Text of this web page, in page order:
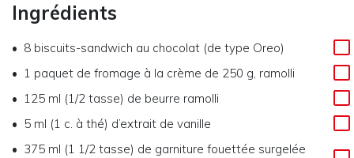
Ingrédients
8 biscuits-sandwich au chocolat (de type Oreo)
1 paquet de fromage à la crème de 250 g, ramolli
125 ml (1/2 tasse) de beurre ramolli
5 ml (1 c. à thé) d’extrait de vanille
375 ml (1 1/2 tasse) de garniture fouettée surgelée